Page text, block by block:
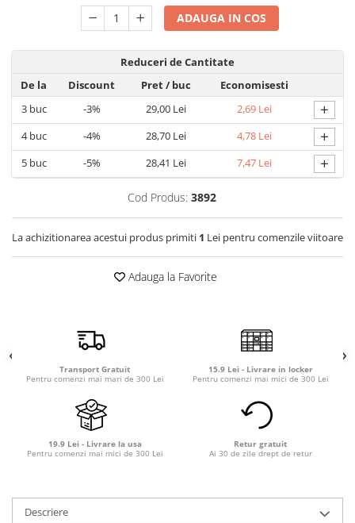
Detergent rufe capsule
Detergent rufe lichid
Detergent rufe pudră
Înălbitor și îndepărtare pete
Soluții anticalcar, igienizante și
întreținere țesături
Odorizanți
ADAUGA IN COS
Reduceri de Cantitate
De la
Discount Pret/ buc
Economisesti
3buc -3% 29,00 Lei 2,69 Lei +
4buc -4% 28,70 Lei 4,78 Lei +
5buc -5% 28,41 Lei 7,47 Lei +
Cod Produs: 3892
La achizitionarea acestui produs primiti 1 Lei pentru comenzile viitoare
Adauga la Favorite
Transport Gratuit
Pentru comenzi mai mari de 300 Lei
15.9 Lei - Livrare in locker
Pentru comenzi mai mici de 300 Lei
19.9 Lei - Livrare la usa
Pentru comenzi mai mici de 300 Lei
Retur gratuit
Ai 30 de zile drept de retur
Descriere